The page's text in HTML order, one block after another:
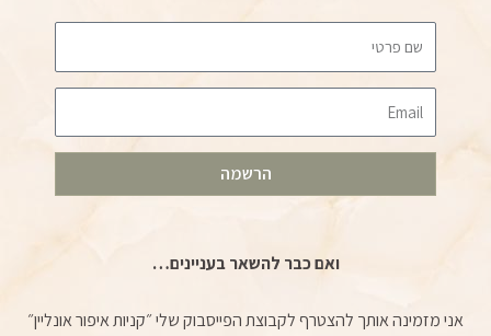
הרשמה
ואם כבר להשאר בעניינים…
אני מזמינה אותך להצטרף לקבוצת הפייסבוק שלי ״קניות איפור אונליין״